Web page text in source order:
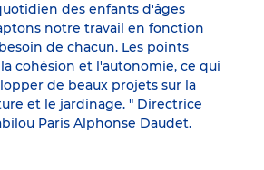
des enfants d'âges
notre travail en fonction
de chacun. Les points
cohésion et l'autonomie, ce qui
de beaux projets sur la
et le jardinage. " Directrice
Paris Alphonse Daudet.